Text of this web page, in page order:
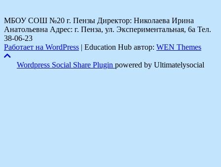
МБОУ СОШ №20 г. Пензы Директор: Николаева Ирина
Анатольевна Адрес: г. Пенза, ул. Экспериментальная, 6а Тел.
38-06-23
Работает на WordPress | Education Hub автор: WEN Themes
Wordpress Social Share Plugin powered by Ultimatelysocial